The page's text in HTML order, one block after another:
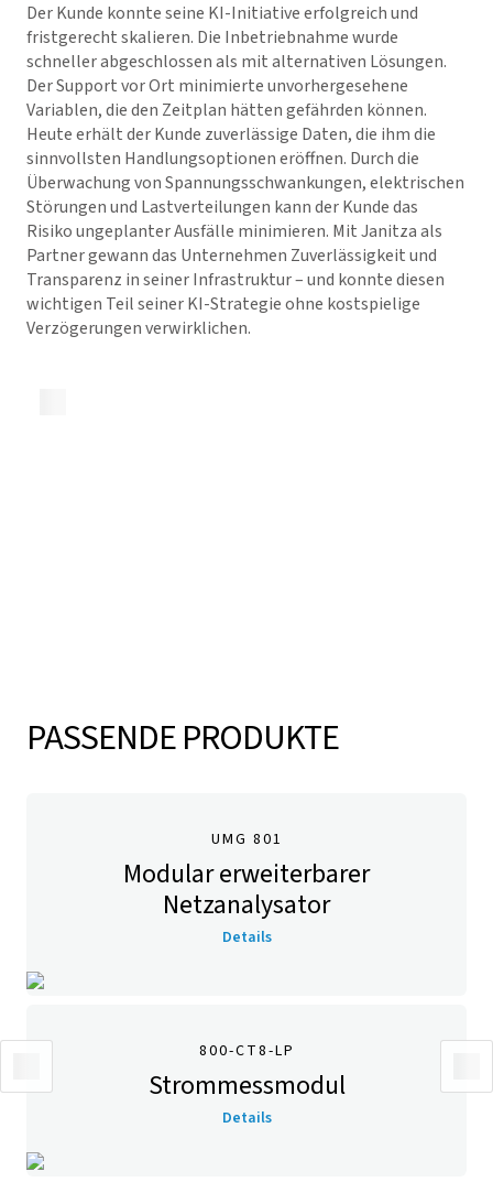
Der Kunde konnte seine KI-Initiative erfolgreich und
fristgerecht skalieren. Die Inbetriebnahme wurde
schneller abgeschlossen als mit alternativen Lösungen.
Der Support vor Ort minimierte unvorhergesehene
Variablen, die den Zeitplan hätten gefährden können.
Heute erhält der Kunde zuverlässige Daten, die ihm die
sinnvollsten Handlungsoptionen eröffnen. Durch die
Überwachung von Spannungsschwankungen, elektrischen
Störungen und Lastverteilungen kann der Kunde das
Risiko ungeplanter Ausfälle minimieren. Mit Janitza als
Partner gewann das Unternehmen Zuverlässigkeit und
Transparenz in seiner Infrastruktur – und konnte diesen
wichtigen Teil seiner KI-Strategie ohne kostspielige
Verzögerungen verwirklichen.
PASSENDE PRODUKTE
UMG 801
Modular erweiterbarer
Netzanalysator
Details
800-CT8-LP
Strommessmodul
Details